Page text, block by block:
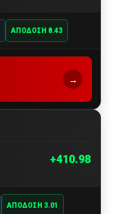
ΑΠΌΔΟΣΗ 8.43
→
410.98
ΑΠΌΔΟΣΗ 3.01